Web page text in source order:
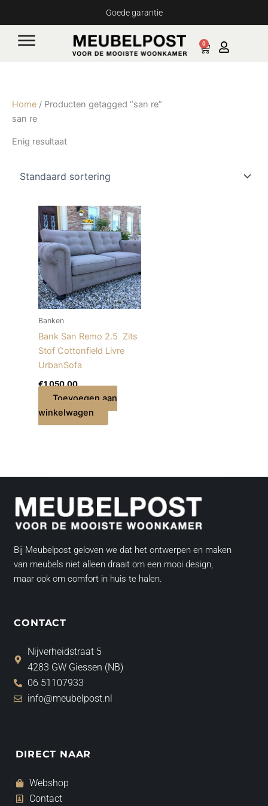
inhoud
Goede garantie
0
Cart
Home / Producten getagged “san re”
san re
Enig resultaat
Banken
Bank San Remo 2.5 Zits
Stof Cottonfield Livre
UrbanSofa
€1.050,00
Toevoegen aan
winkelwagen
Bij Meubelpost geloven we dat het ontwerpen en maken
van meubels niet alleen draait om een mooi design,
maar ook om comfort in huis te halen.
CONTACT
Nijverheidstraat 5
4283 GW Giessen (NB)
06 51107933
info@meubelpost.nl
DIRECT NAAR
Webshop
Contact